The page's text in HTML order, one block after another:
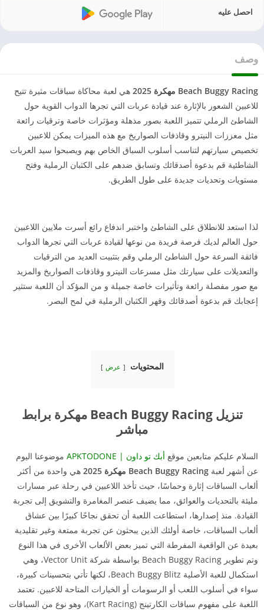
احصل عليه
وصف
Beach Buggy Racing مهكرة 2025
هي لعبة محاكاة سباقات مثيرة تتيح
للاعبين الشعور بالإثارة عند قيادة عربات التي تجرها الدواب القوية حول
الشاطئ الرملي تتميز اللعبة بصور مذهلة ومؤثرات خاصة وترقيات رائعة
مثل معززات النيترو وقاذفات الصواريخ مع هذه الميزات يمكن للاعبين
تخصيص سيارتهم لتناسب أسلوب السباق الخاص بهم ويصبحوا سيد العربات
الشاطئية قم بدعوة أصدقائك وتسابق ضدهم على الكثبان الرملية وفتح
مستويات وتحديات جديدة على طول الطريق.
لذا استعد للانطلاق على الشاطئ واختبر اندفاع رائع أسرت ملايين اللاعبين
حول العالم لديك فرصة فريدة من نوعها لقيادة عربات التي تجرها الدواب
فائقة السرعة حول الشاطئ الرملي وقم بتثبيت العديد من الترقيات
والتعديلات على سيارتك مثل مسرعات النيترو وقاذفات الصواريخ والمزيد
مع صور مفصلة رائعة وتأثيرات خاصة جميلة و من المؤكد أن اللعبة ستثير
إعجابك قم بدعوة أصدقائك وقهر الكثبان الرملية في لمح البصر.
المحتويات عرض
تنزيل Beach Buggy Racing مهكرة برابط
مباشر
السلام عليكم متابعين موقع أبك تو داون | APKTODONE
موضوعنا اليوم
عن أشهر لعبة Beach Buggy Racing مهكرة 2025
هي واحدة من أكثر
ألعاب السباقات إثارة وحماسًا، حيث تأخذ اللاعبين في رحلة عبر مسارات
مليئة بالتحديات والعوائق، مما يضيف عنصر المغامرة والتشويق إلى تجربة
القيادة. منذ إصدارها، استطاعت اللعبة أن تحقق نجاحًا كبيرًا بين عشاق
ألعاب السباقات، خاصة أولئك الذين يبحثون عن تجربة ممتعة وغير تقليدية
بعيدة عن الواقعية المفرطة التي تميز بعض الألعاب الأخرى في هذا النوع
وتم تطوير Beach Buggy Racing بواسطة شركة Vector Unit، وهي
استكمال للعبة الأصلية Beach Buggy Blitz، لكنها تأتي بتحسينات كبيرة،
سواء في أسلوب اللعب أو الرسومات أو الخيارات المتاحة للاعبين. تعتمد
اللعبة على مفهوم سباقات الكارتينج (Kart Racing)، وهو نوع من السباقات